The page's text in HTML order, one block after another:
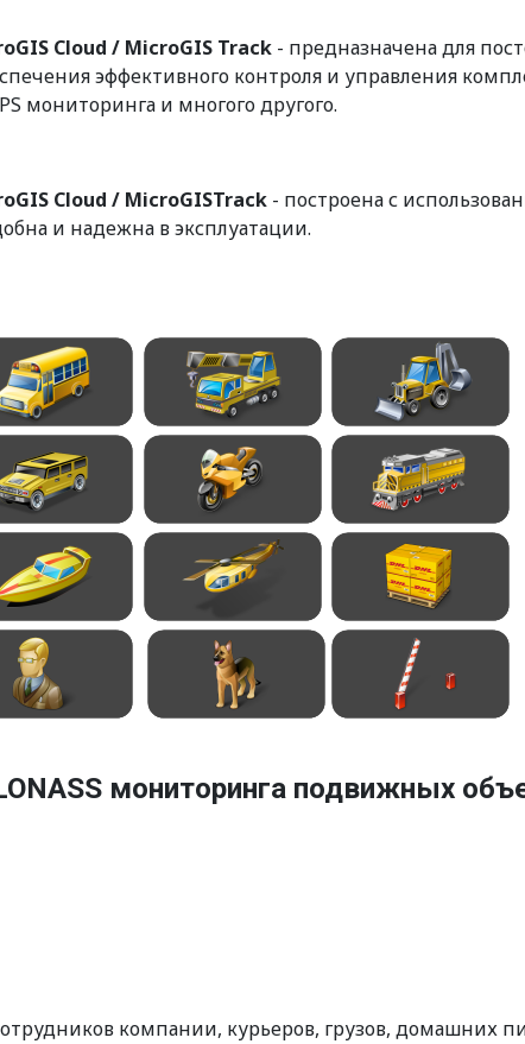
Cloud / MicroGIS Track - предназначена для
эффективного контроля и управления
мониторинга и многого другого.
Cloud / MicroGISTrack - построена с
и надежна в эксплуатации.
мониторинга подвижных
компании, курьеров, грузов, домашних